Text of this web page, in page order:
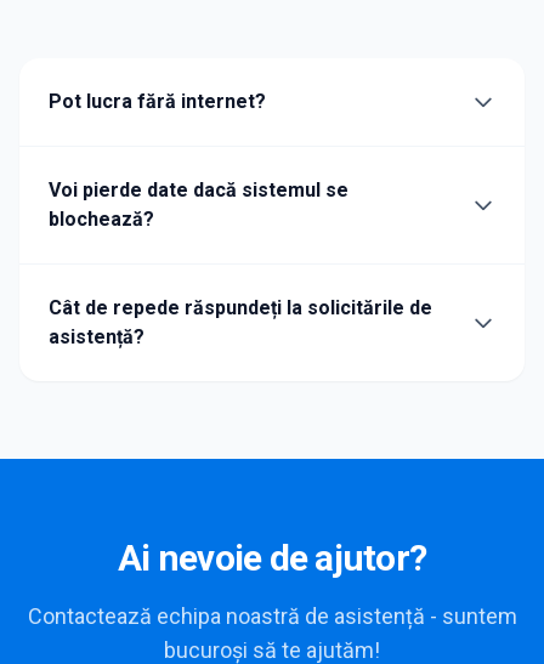
Pot lucra fără internet?
Voi pierde date dacă sistemul se
blochează?
Cât de repede răspundeți la solicitările de
asistență?
Ai nevoie de ajutor?
Contactează echipa noastră de asistență - suntem
bucuroși să te ajutăm!